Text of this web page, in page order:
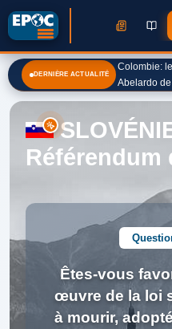
DERNIÈRE ACTUALITÉ
Colombie:
Abelardo
Référendum
Êtes-vous
œuvre de la loi
à mourir,